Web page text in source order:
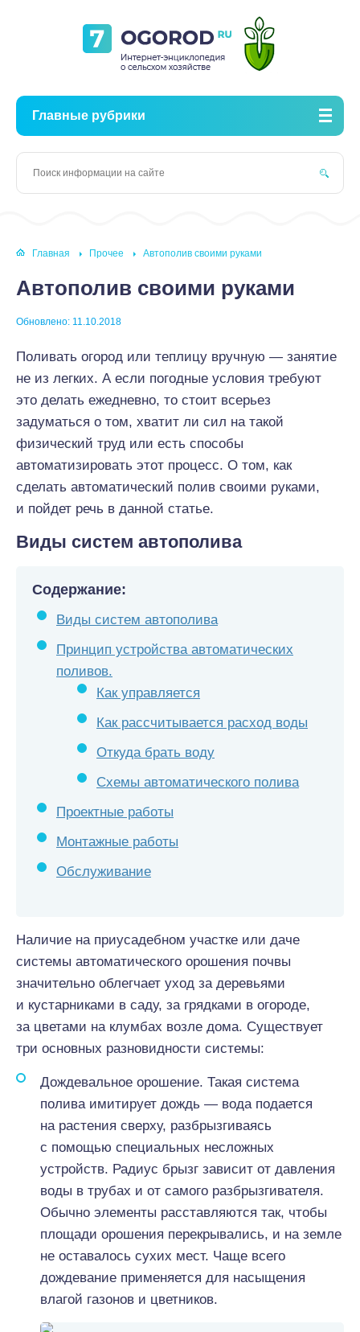
Главные рубрики
Главная Прочее Автополив своими руками
Автополив своими руками
Обновлено: 11.10.2018
Поливать огород или теплицу вручную — занятие
не из легких. А если погодные условия требуют
это делать ежедневно, то стоит всерьез
задуматься о том, хватит ли сил на такой
физический труд или есть способы
автоматизировать этот процесс. О том, как
сделать автоматический полив своими руками,
и пойдет речь в данной статье.
Виды систем автополива
Содержание:
Виды систем автополива
Принцип устройства автоматических
поливов.
Как управляется
Как рассчитывается расход воды
Откуда брать воду
Схемы автоматического полива
Проектные работы
Монтажные работы
Обслуживание
Наличие на приусадебном участке или даче
системы автоматического орошения почвы
значительно облегчает уход за деревьями
и кустарниками в саду, за грядками в огороде,
за цветами на клумбах возле дома. Существует
три основных разновидности системы:
Дождевальное орошение. Такая система
полива имитирует дождь — вода подается
на растения сверху, разбрызгиваясь
с помощью специальных несложных
устройств. Радиус брызг зависит от давления
воды в трубах и от самого разбрызгивателя.
Обычно элементы расставляются так, чтобы
площади орошения перекрывались, и на земле
не оставалось сухих мест. Чаще всего
дождевание применяется для насыщения
влагой газонов и цветников.